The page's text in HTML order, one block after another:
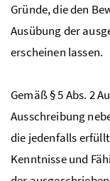
Gründe, die den
Ausübung der
erscheinen lassen.
Gemäß§5Abs. 2
Ausschreibung
die jedenfalls
Kenntnisse und